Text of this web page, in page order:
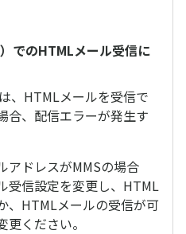
でのHTMLメール受信に
、HTMLメールを受信で
合、配信エラーが発生す
アドレスがMMSの場合
受信設定を変更し、HTML
、HTMLメールの受信が可
ください。